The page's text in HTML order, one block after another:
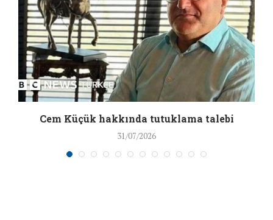
Cem Küçük hakkında tutuklama talebi
31/07/2026